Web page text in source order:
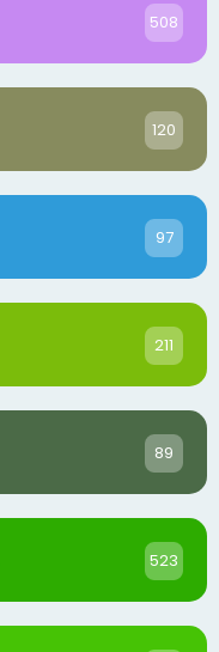
508
120
97
211
89
523